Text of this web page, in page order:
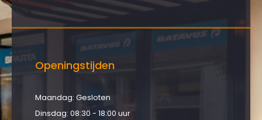
Openingstijden
Maandag: Gesloten
Dinsdag: 08:30 - 18:00 uur